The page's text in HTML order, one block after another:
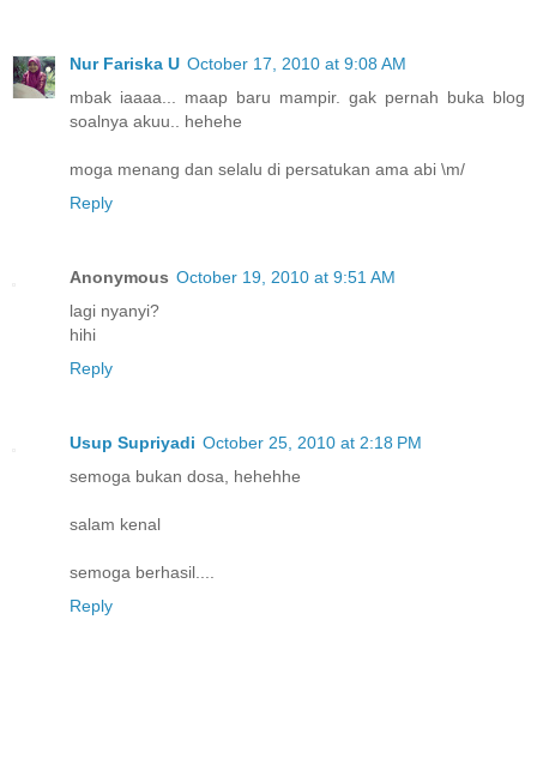
Nur Fariska U October 17, 2010 at 9:08 AM
mbak iaaaa... maap baru mampir. gak pernah buka blog
soalnya akuu.. hehehe
moga menang dan selalu di persatukan ama abi \m/
Reply
Anonymous October 19, 2010 at 9:51 AM
lagi nyanyi?
hihi
Reply
Usup Supriyadi October 25, 2010 at 2:18 PM
semoga bukan dosa, hehehhe
salam kenal
semoga berhasil....
Reply